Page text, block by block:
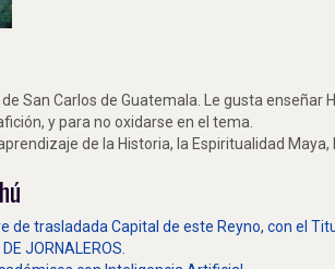
San Carlos de Guatemala. Le gusta enseñar
y para no oxidarse en el tema.
de la Historia, la Espiritualidad
trasladada Capital de este Reyno, con el
JORNALEROS.